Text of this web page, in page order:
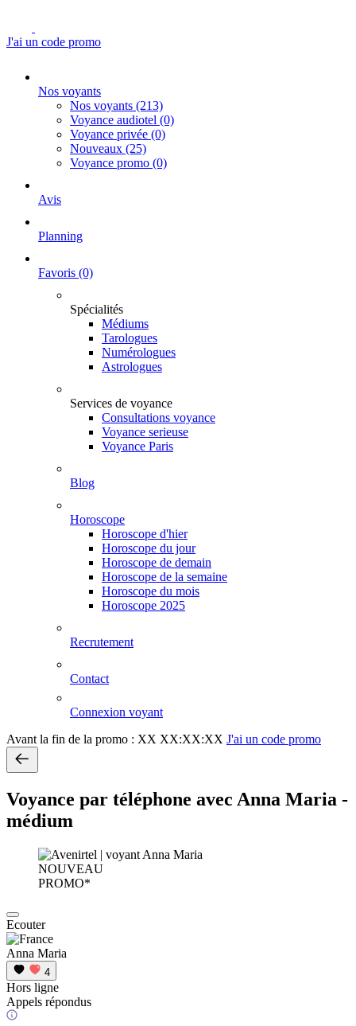
J'ai un code promo
Nos voyants
Nos voyants (213)
Voyance audiotel (0)
Voyance privée (0)
Nouveaux (25)
Voyance promo (0)
Avis
Planning
Favoris (0)
Spécialités
Médiums
Tarologues
Numérologues
Astrologues
Services de voyance
Consultations voyance
Voyance serieuse
Voyance Paris
Blog
Horoscope
Horoscope d'hier
Horoscope du jour
Horoscope de demain
Horoscope de la semaine
Horoscope du mois
Horoscope 2025
Recrutement
Contact
Connexion voyant
Avant la fin de la promo : XX XX:XX:XX J'ai un code promo
Voyance par téléphone avec Anna Maria -
médium
NOUVEAU
PROMO*
Ecouter
Anna Maria
4
Hors ligne
Appels répondus